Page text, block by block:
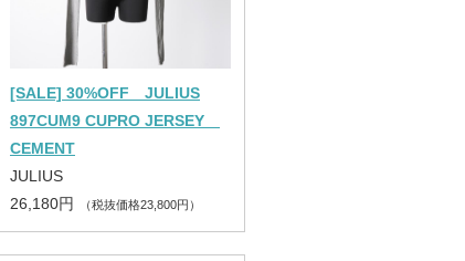
[SALE] 30%OFF JULIUS
897CUM9 CUPRO JERSEY
CEMENT
JULIUS
26,180円
（税抜価格23,800円）